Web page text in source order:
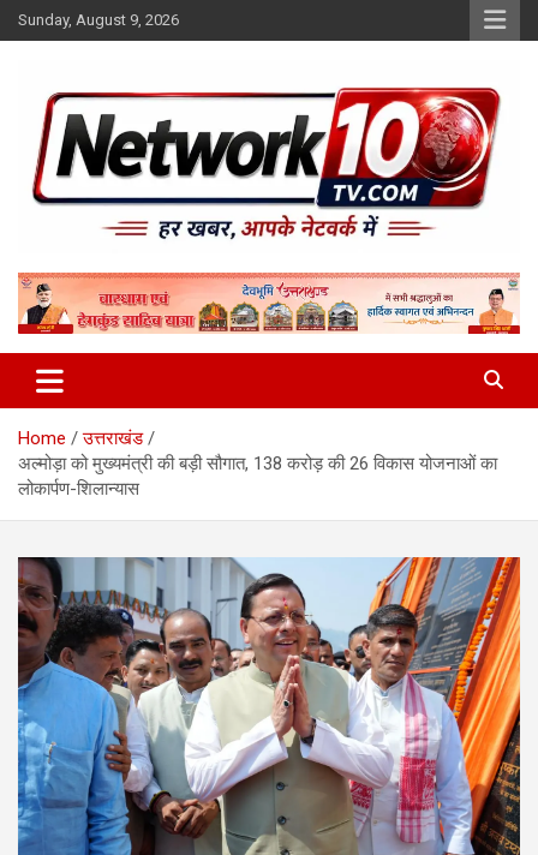
Skip
to
Sunday, August 9, 2026
Network10tv
Home
उत्तराखंड
अल्मोड़ा को मुख्यमंत्री की बड़ी सौगात, 138 करोड़ की 26 विकास योजनाओं का
लोकार्पण-शिलान्यास